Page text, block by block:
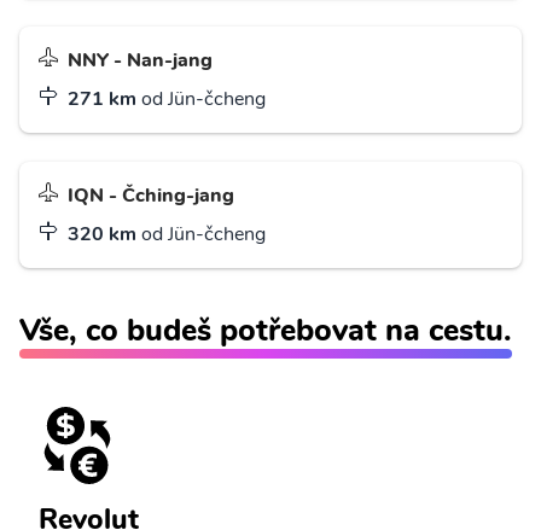
NNY - Nan-jang
271 km od Jün-čcheng
IQN - Čching-jang
320 km od Jün-čcheng
Vše, co budeš potřebovat na cestu.
Revolut